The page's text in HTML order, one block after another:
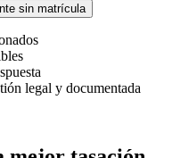
sin matrícula
legal y documentada